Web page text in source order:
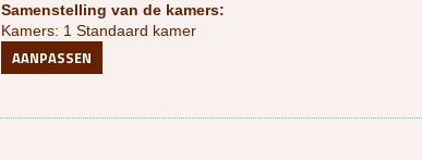
Samenstelling van de kamers:
Kamers: 1 Standaard kamer
AANPASSEN